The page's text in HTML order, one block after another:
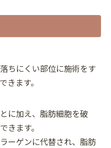
ちにくい部位に施術をす
きます。
に加え、脂肪細胞を破
きます。
ーゲンに代替され、脂肪